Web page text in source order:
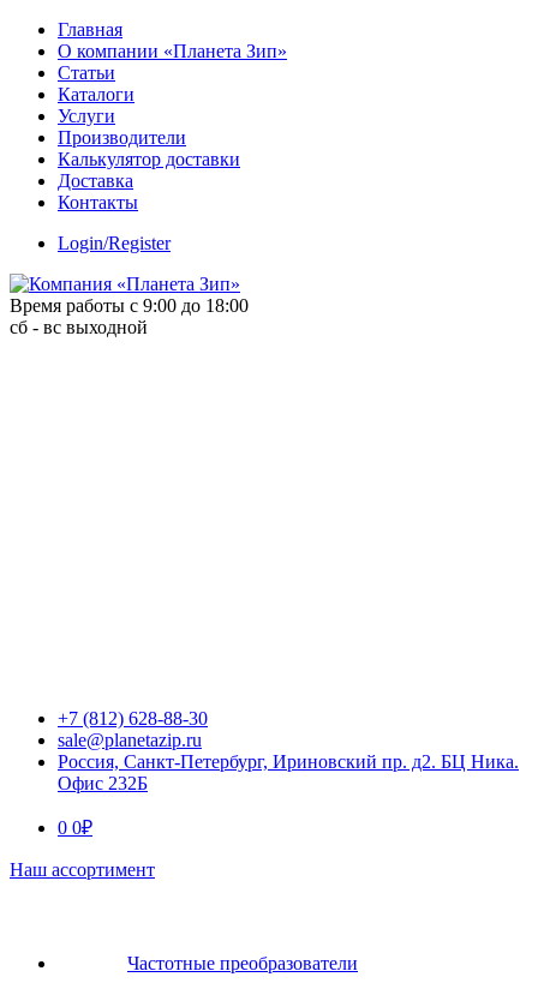
Skip
content
Главная
О компании «Планета Зип»
Статьи
Каталоги
Услуги
Производители
Калькулятор доставки
Доставка
Контакты
Login/Register
Время работы с 9:00 до 18:00
сб - вс выходной
+7 (812) 628-88-30
sale@planetazip.ru
Россия, Санкт-Петербург, Ириновский пр. д2. БЦ Ника.
Офис 232Б
0 0₽
Наш ассортимент
Частотные преобразователи